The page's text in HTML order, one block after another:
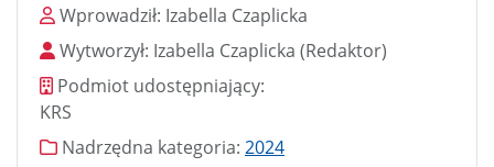
Wprowadził
Wprowadził: Izabella Czaplicka
Wytworzył
Wytworzył: Izabella Czaplicka (Redaktor)
Podmiot udostępniający
Podmiot udostępniający:
KRS
Nadrzędna kategoria
Nadrzędna kategoria: 2024